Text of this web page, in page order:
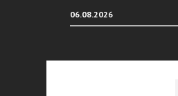
06.08.2026